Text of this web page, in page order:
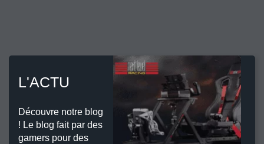
L'ACTU
Découvre notre blog
! Le blog fait par des
gamers pour des